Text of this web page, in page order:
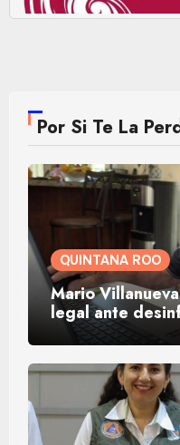
Por Si Te La
QUINTANA ROO
Mario
legal ante